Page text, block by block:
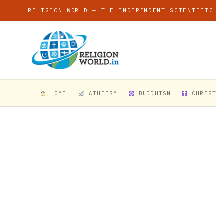
RELIGION WORLD — THE INDEPENDENT
HOME ATHEISM BUDDHISM